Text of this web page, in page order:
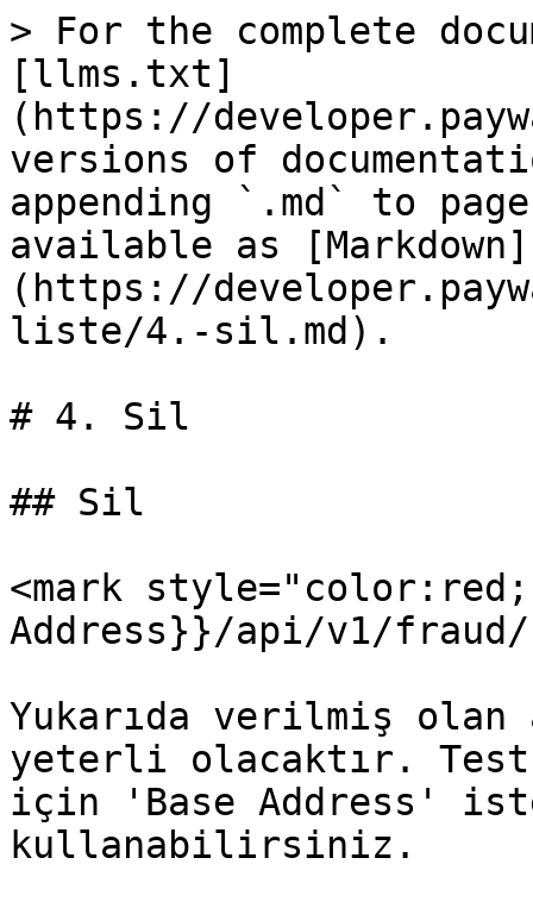
> For the complete
[llms.txt]
(https://
versions of
appending `.md` to
available as [Markdown]
(https://
liste/4.-sil.md).
# 4. Sil
## Sil
<mark
Address}}/api/v1/
Yukarıda verilmiş olan
yeterli olacaktır. Test
için 'Base Address'
kullanabilirsiniz.